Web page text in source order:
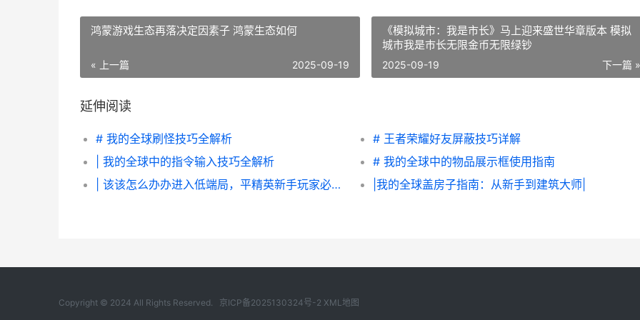
鸿蒙游戏生态再落决定因素子 鸿蒙生态如何
« 上一篇 2025-09-19
《模拟城市：我是市长》马上迎来盛世华章版本 模拟
城市我是巿长无限金币无限绿钞
下一篇 »
2025-09-19
延伸阅读
# 我的全球刷怪技巧全解析
# 王者荣耀好友屏蔽技巧详解
| 我的全球中的指令输入技巧全解析
# 我的全球中的物品展示框使用指南
| 该该怎么办办进入低端局，平精英新手玩家必看攻略
|我的全球盖房子指南：从新手到建筑大师|
Copyright © 2024 All Rights Reserved. 京ICP备2025130324号-2 XML地图